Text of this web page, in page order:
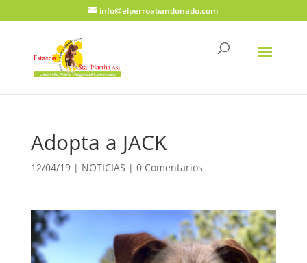
info@elperroabandonado.com
Adopta a JACK
12/04/19| NOTICIAS | 0 Comentarios